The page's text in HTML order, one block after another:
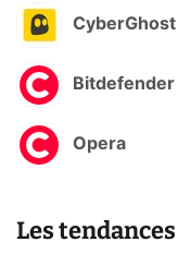
CyberGhost
Bitdefender
Opera
Les tendances